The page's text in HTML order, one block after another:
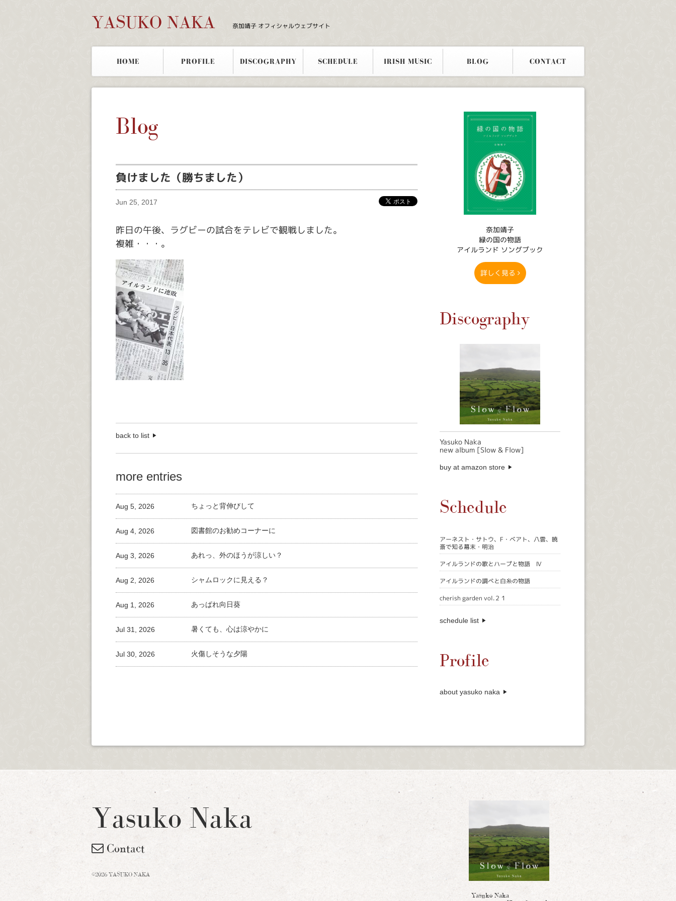
YASUKO NAKA 奈加靖子 オフィシャルウェブサイト
HOME PROFILE DISCOGRAPHY SCHEDULE IRISH MUSIC BLOG CONTACT
Blog
負けました（勝ちました）
Jun 25, 2017
昨日の午後、ラグビーの試合をテレビで観戦しました。
複雑・・・。
back to list
more entries
ちょっと背伸びして
Aug 5, 2026
図書館のお勧めコーナーに
Aug 4, 2026
あれっ、外のほうが涼しい？
Aug 3, 2026
シャムロックに見える？
Aug 2, 2026
あっぱれ向日葵
Aug 1, 2026
暑くても、心は涼やかに
Jul 31, 2026
火傷しそうな夕陽
Jul 30, 2026
奈加靖子
緑の国の物語
アイルランド ソングブック
詳しく見る
Discography
Yasuko Naka
new album [Slow & Flow]
buy at amazon store
Schedule
アーネスト・サトウ、F・ベアト、八雲、暁
斎で知る幕末・明治
アイルランドの歌とハープと物語 Ⅳ
アイルランドの調べと白糸の物語
cherish garden vol.２１
schedule list
Profile
about yasuko naka
Yasuko Naka
Yasuko Naka
Contact
©2026 YASUKO NAKA